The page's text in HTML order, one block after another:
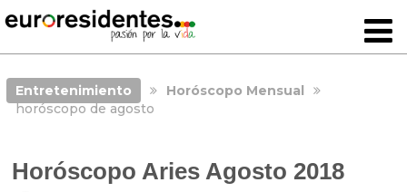
Entretenimiento
Horóscopo Mensual
horóscopo de agosto
Horóscopo Aries Agosto 2018